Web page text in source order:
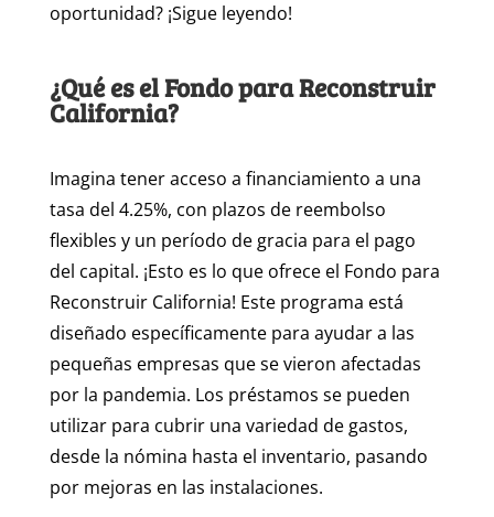
oportunidad? ¡Sigue leyendo!
¿Qué es el Fondo para Reconstruir
California?
Imagina tener acceso a financiamiento a una
tasa del 4.25%, con plazos de reembolso
flexibles y un período de gracia para el pago
del capital. ¡Esto es lo que ofrece el Fondo para
Reconstruir California! Este programa está
diseñado específicamente para ayudar a las
pequeñas empresas que se vieron afectadas
por la pandemia. Los préstamos se pueden
utilizar para cubrir una variedad de gastos,
desde la nómina hasta el inventario, pasando
por mejoras en las instalaciones.